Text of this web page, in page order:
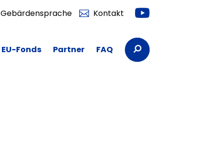
Gebärdensprache Kontakt Youtube
EU-Fonds Partner FAQ Suchbegriffe